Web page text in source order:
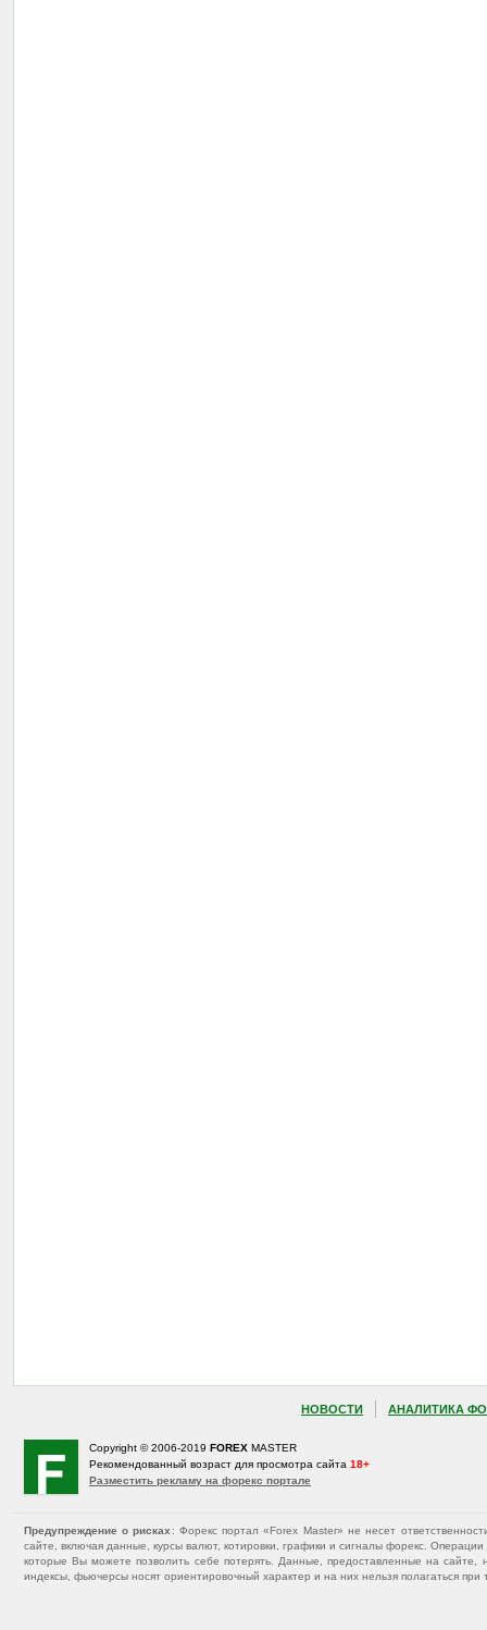
НОВОСТИ АНАЛИТИКА
Copyright © 2006-2019 FOREX MASTER
Рекомендованный возраст для просмотра сайта 18+
Разместить рекламу на форекс портале
Предупреждение о рисках : Форекс портал «Forex Master» не несет
сайте, включая данные, курсы валют, котировки, графики и сигналы форекс.
которые Вы можете позволить себе потерять. Данные, предоставленные на
индексы, фьючерсы носят ориентировочный характер и на них нельзя полагаться при